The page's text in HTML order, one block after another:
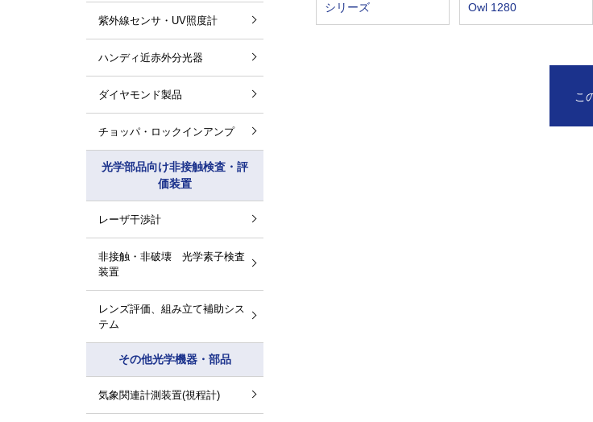
紫外線センサ・UV照度計
ハンディ近赤外分光器
ダイヤモンド製品
チョッパ・ロックインアンプ
光学部品向け非接触検査・評
価装置
レーザ干渉計
非接触・非破壊 光学素子検査
装置
レンズ評価、組み立て補助シス
テム
その他光学機器・部品
気象関連計測装置(視程計)
シリーズ
Owl 1280
こ